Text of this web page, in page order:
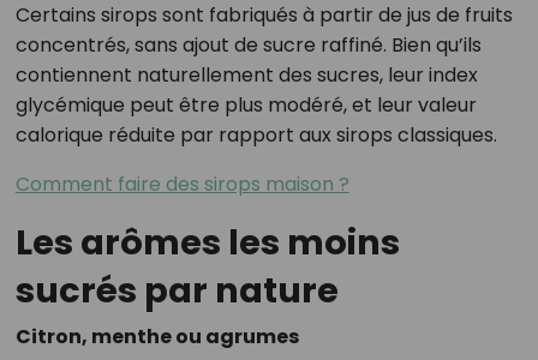
Certains sirops sont fabriqués à partir de jus de fruits
concentrés, sans ajout de sucre raffiné. Bien qu’ils
contiennent naturellement des sucres, leur index
glycémique peut être plus modéré, et leur valeur
calorique réduite par rapport aux sirops classiques.
Comment faire des sirops maison ?
Les arômes les moins
sucrés par nature
Citron, menthe ou agrumes